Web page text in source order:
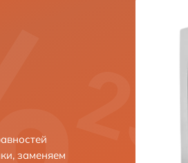
заменяем